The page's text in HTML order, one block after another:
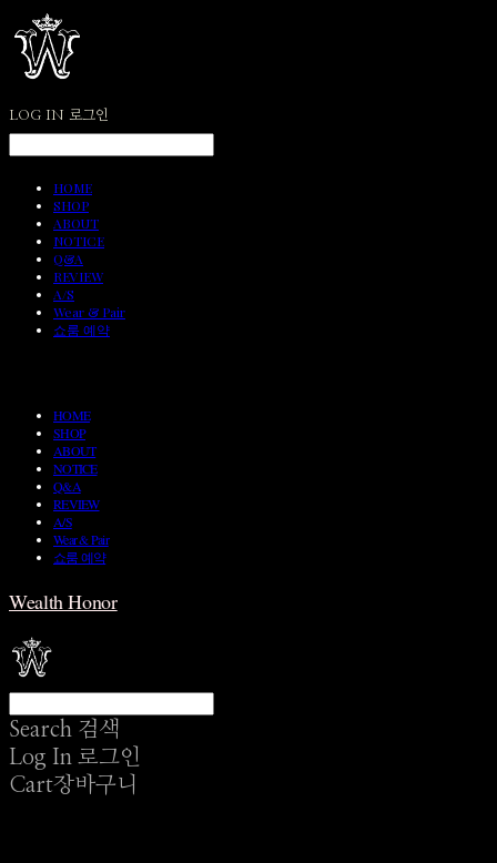
LOG IN 로그인
HOME
SHOP
ABOUT
NOTICE
Q&A
REVIEW
A/S
Wear & Pair
쇼룸 예약
HOME
SHOP
ABOUT
NOTICE
Q&A
REVIEW
A/S
Wear & Pair
쇼룸 예약
Wealth Honor
Search 검색
Log In 로그인
Cart장바구니